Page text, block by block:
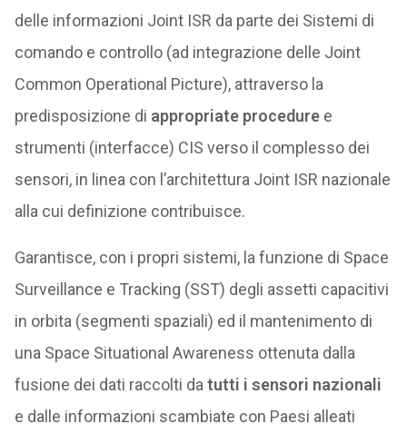
delle informazioni Joint ISR da parte dei Sistemi di
comando e controllo (ad integrazione delle Joint
Common Operational Picture), attraverso la
predisposizione di appropriate procedure e
strumenti (interfacce) CIS verso il complesso dei
sensori, in linea con l’architettura Joint ISR nazionale
alla cui definizione contribuisce.
Garantisce, con i propri sistemi, la funzione di Space
Surveillance e Tracking (SST) degli assetti capacitivi
in orbita (segmenti spaziali) ed il mantenimento di
una Space Situational Awareness ottenuta dalla
fusione dei dati raccolti da tutti i sensori nazionali
e dalle informazioni scambiate con Paesi alleati